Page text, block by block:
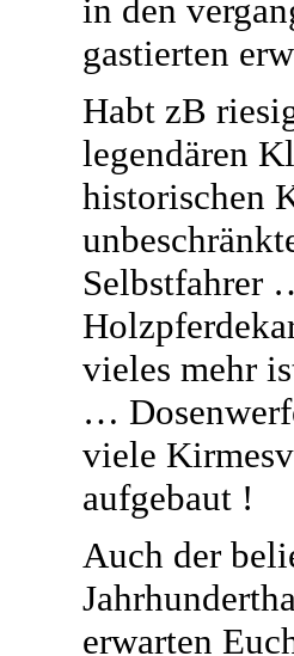
in den
gastierten
Habt zB
legendären
historischen
Selbstfahrer
vieles mehr
…
viele
aufgebaut !
Auch der
erwarten